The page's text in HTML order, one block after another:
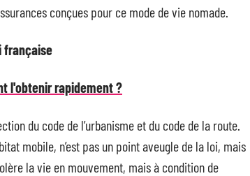
conçues pour ce mode de vie nomade.
française
l'obtenir rapidement ?
du code de l’urbanisme et du code de la route.
mobile, n’est pas un point aveugle de la loi, mais
la vie en mouvement, mais à condition de